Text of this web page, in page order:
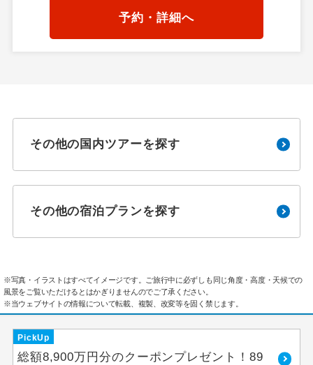
予約・詳細へ
その他の国内ツアーを探す
その他の宿泊プランを探す
※写真・イラストはすべてイメージです。ご旅行中に必ずしも同じ角度・高度・天候での
風景をご覧いただけるとはかぎりませんのでご了承ください。
※当ウェブサイトの情報について転載、複製、改変等を固く禁じます。
PickUp
総額8,900万円分のクーポンプレゼント！89